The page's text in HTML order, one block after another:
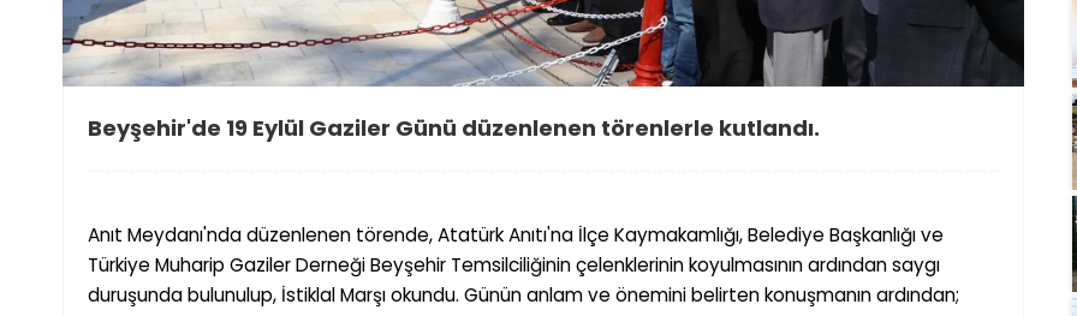
Beyşehir'de 19 Eylül Gaziler Günü düzenlenen törenlerle kutlandı.
Anıt Meydanı'nda düzenlenen törende, Atatürk Anıtı'na İlçe Kaymakamlığı, Belediye Başkanlığı ve
Türkiye Muharip Gaziler Derneği Beyşehir Temsilciliğinin çelenklerinin koyulmasının ardından saygı
duruşunda bulunulup, İstiklal Marşı okundu. Günün anlam ve önemini belirten konuşmanın ardından;